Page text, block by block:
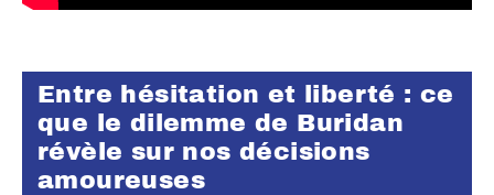
Entre hésitation et liberté : ce
que le dilemme de Buridan
révèle sur nos décisions
amoureuses